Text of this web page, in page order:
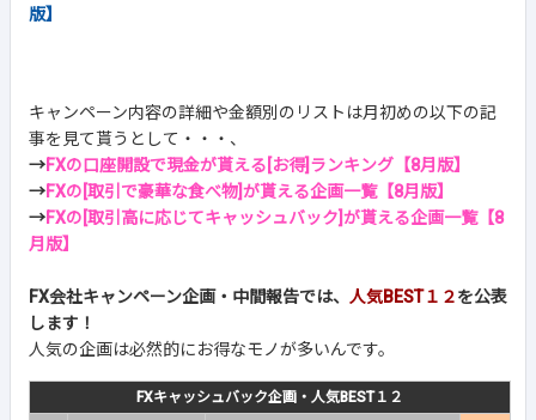
版】
キャンペーン内容の詳細や金額別のリストは月初めの以下の記
事を見て貰うとして・・・、
→FXの口座開設で現金が貰える[お得]ランキング【8月版】
→FXの[取引で豪華な食べ物]が貰える企画一覧【8月版】
→FXの[取引高に応じてキャッシュバック]が貰える企画一覧【8
月版】
FX会社キャンペーン企画・中間報告では、 人気BEST１２を公表
します！
人気の企画は必然的にお得なモノが多いんです。
FXキャッシュバック企画・人気BEST１２